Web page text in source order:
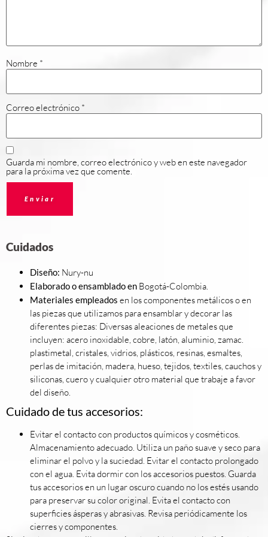
Nombre *
Correo electrónico *
Guarda mi nombre, correo electrónico y web en este navegador
para la próxima vez que comente.
Cuidados
Diseño: Nury-nu
Elaborado o ensamblado en Bogotá-Colombia.
Materiales empleados en los componentes metálicos o en
las piezas que utilizamos para ensamblar y decorar las
diferentes piezas: Diversas aleaciones de metales que
incluyen: acero inoxidable, cobre, latón, aluminio, zamac.
plastimetal, cristales, vidrios, plásticos, resinas, esmaltes,
perlas de imitación, madera, hueso, tejidos, textiles, cauchos y
siliconas, cuero y cualquier otro material que trabaje a favor
del diseño.
Cuidado de tus accesorios:
Evitar el contacto con productos químicos y cosméticos.
Almacenamiento adecuado. Utiliza un paño suave y seco para
eliminar el polvo y la suciedad. Evitar el contacto prolongado
con el agua. Evita dormir con los accesorios puestos. Guarda
tus accesorios en un lugar oscuro cuando no los estés usando
para preservar su color original. Evita el contacto con
superficies ásperas y abrasivas. Revisa periódicamente los
cierres y componentes.